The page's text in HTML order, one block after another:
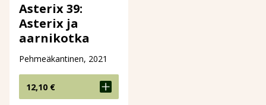
Asterix 39:
Asterix ja
aarnikotka
Pehmeäkantinen, 2021
12,10 €